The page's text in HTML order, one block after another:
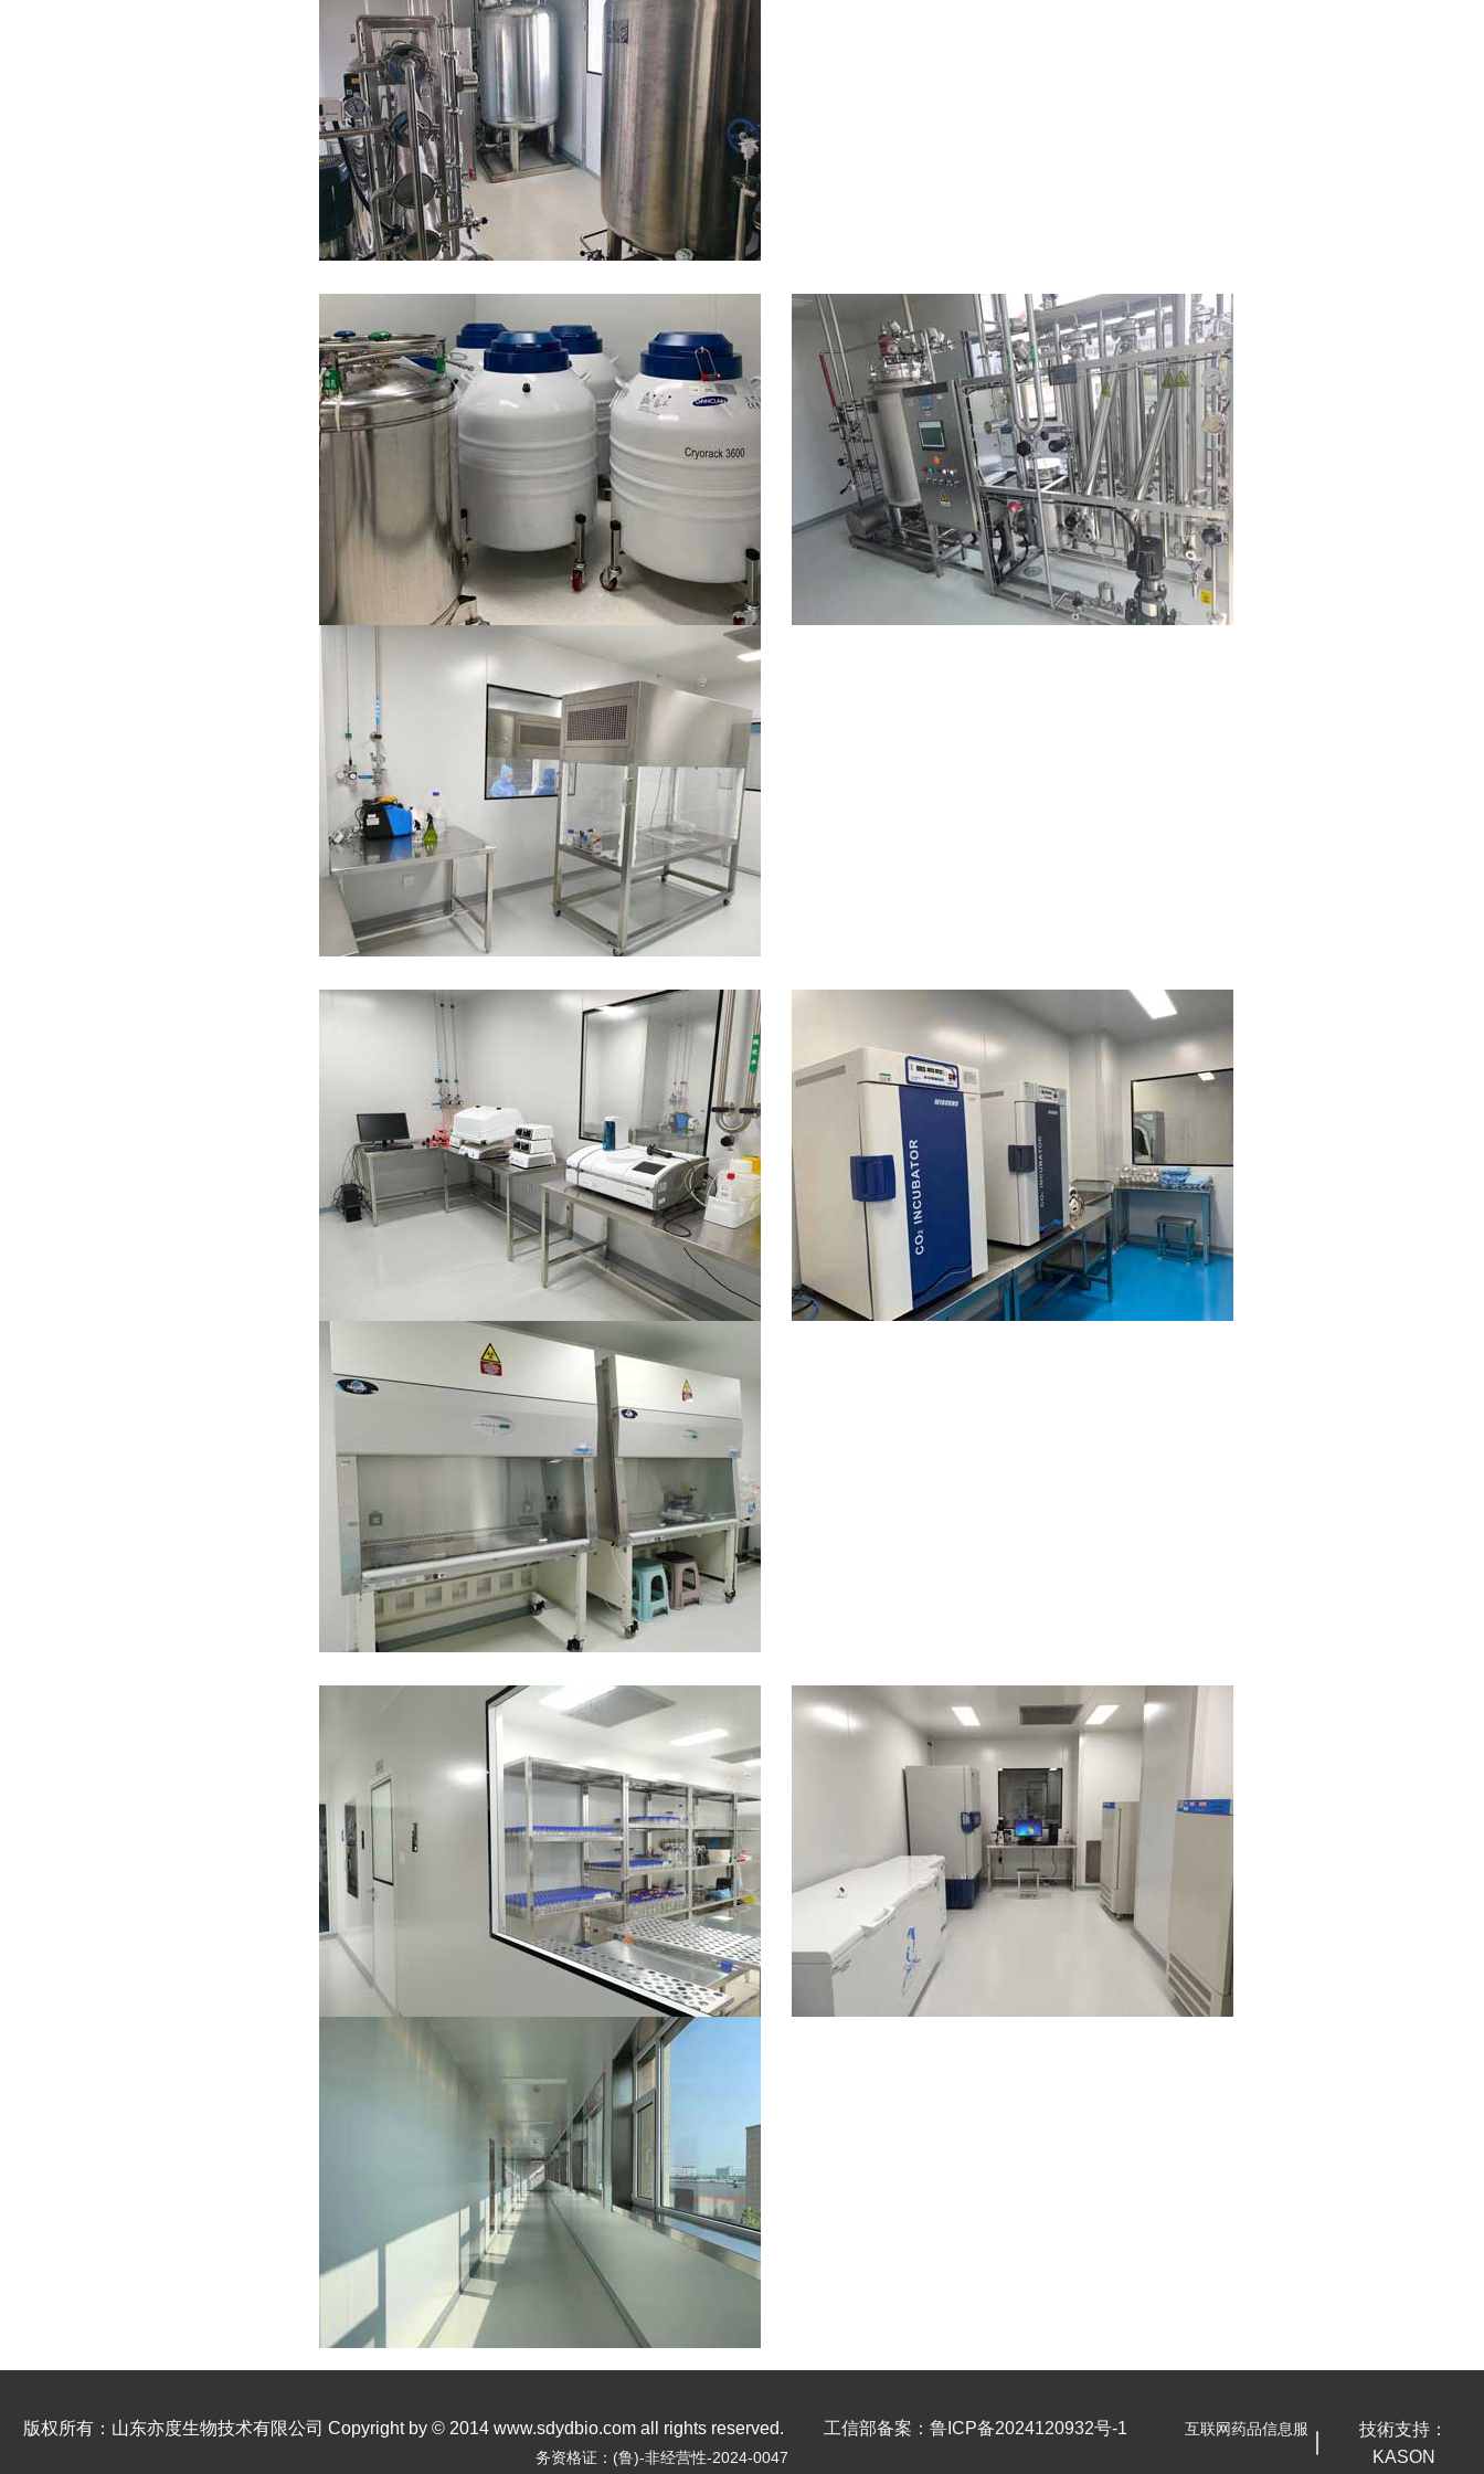
版权所有：山东亦度生物技术有限公司 Copyright by © 2014 www.sdydbio.com all rights reserved. 工信部备案：鲁ICP备2024120932号-1
互联网药品信息服
务资格证：(鲁)-非经营性-2024-0047
技術支持：
KASON